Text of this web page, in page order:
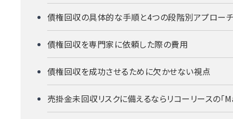
債権回収の具体的な手順と4つの段階別アプローチ
債権回収を専門家に依頼した際の費用
債権回収を成功させるために欠かせない視点
売掛金未回収リスクに備えるならリコーリースの「